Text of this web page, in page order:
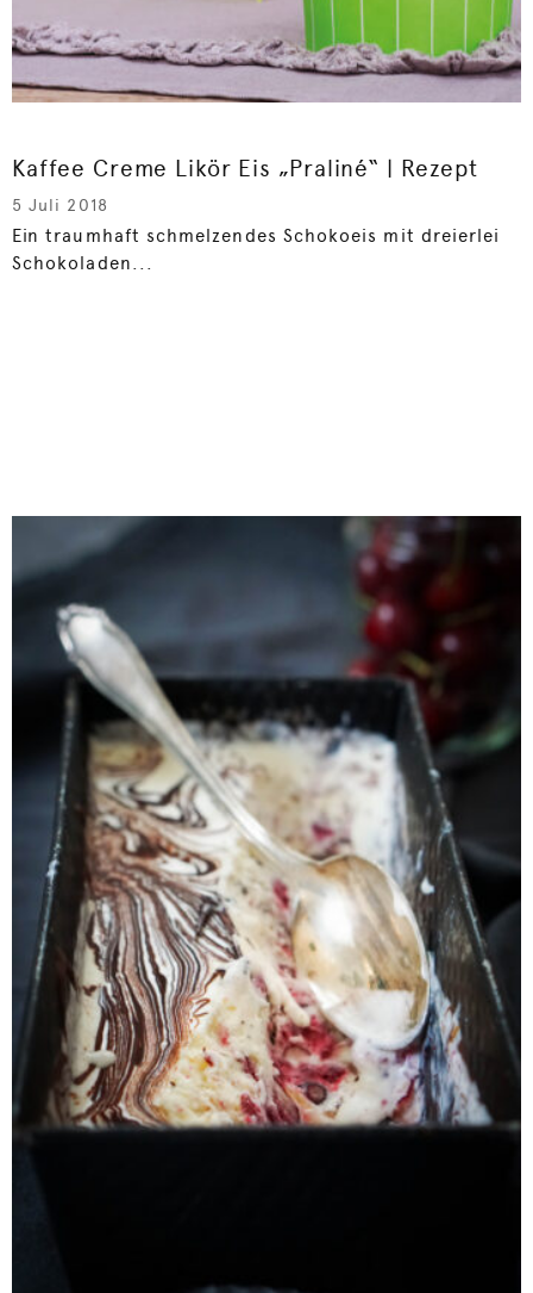
Kaffee Creme Likör Eis „Praliné“ | Rezept
5 Juli 2018
Ein traumhaft schmelzendes Schokoeis mit dreierlei
Schokoladen...